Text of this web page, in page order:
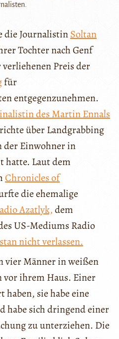
die JournalistinSoltan
Tochter nach Genf
Preis der
für
entgegenzunehmen.
des Martin Ennals
über Landgrabbing
der Einwohner in
hatte. Laut dem
Chronicles of
die ehemalige
Azatlyk,dem
US-Mediums Radio
nicht verlassen.
vier Männer in weißen
ihrem Haus. Einer
sie habe eine
habe sich dringend einer
zu unterziehen. Die